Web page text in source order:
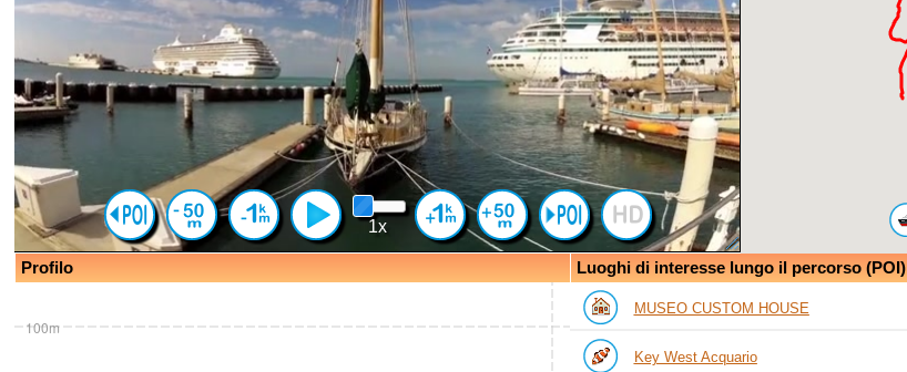
1x
Profilo
100m
Luoghi di interesse lungo il percorso (POI)
MUSEO CUSTOM HOUSE
Key West Acquario